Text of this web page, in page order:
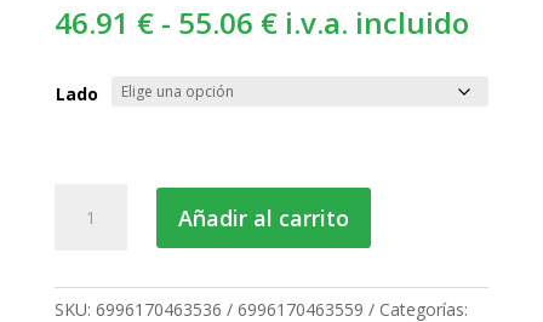
46.91 € - 55.06 €Rango
hasta
55.06 €
i.v.a. incluido
Lado
intermitente
Añadir al carrito
SKU: 6996170463536 / 6996170463559
Categorías: